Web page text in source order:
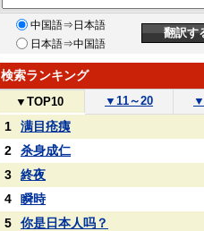
中国語⇒日本語
日本語⇒中国語
検索ランキング
▼ TOP10 ▼ 11～20 ▼
1
满目疮痍
2
杀身成仁
3
終夜
4
瞬時
5
你是日本人吗？